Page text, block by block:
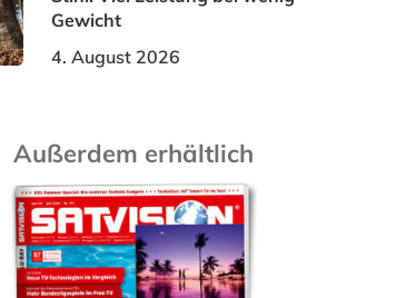
Gewicht
4. August 2026
Außerdem erhältlich